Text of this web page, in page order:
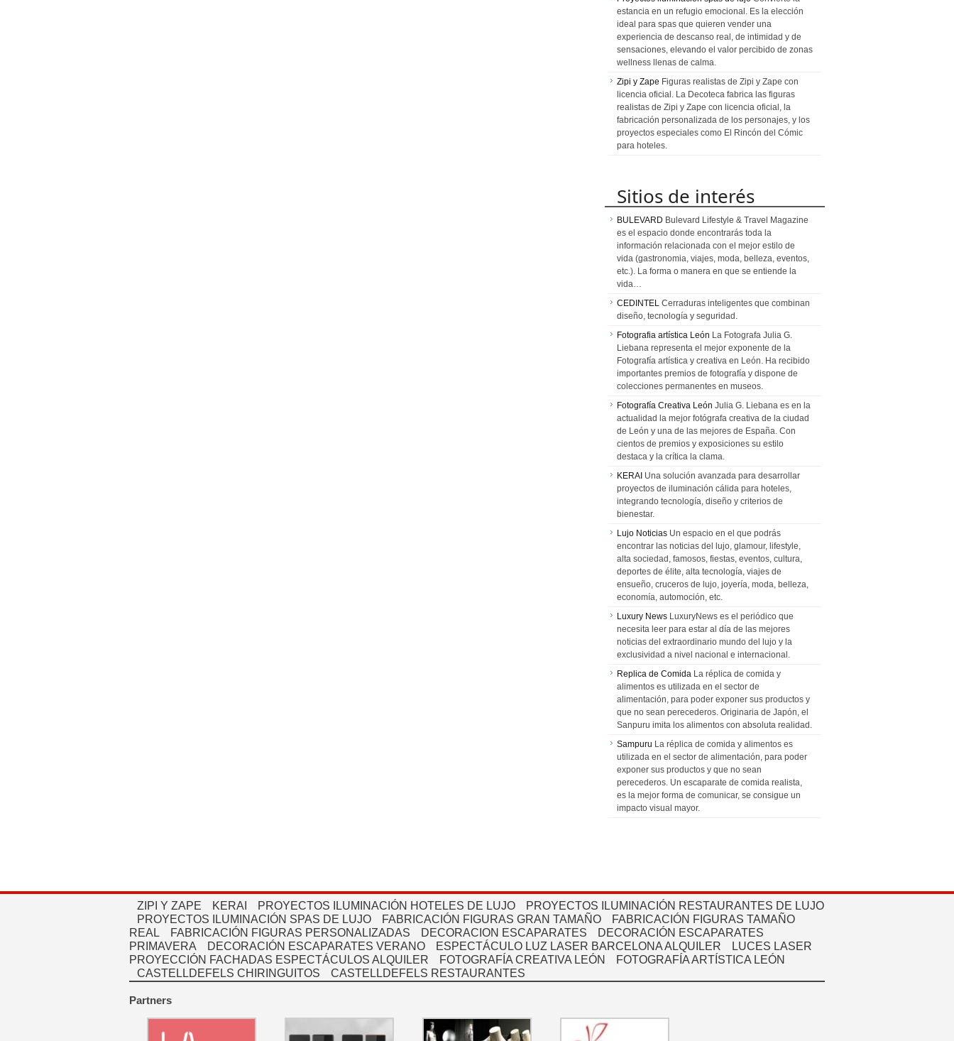
estancia en un refugio emocional. Es la elección
ideal para spas que quieren vender una
experiencia de descanso real, de intimidad y de
sensaciones, elevando el valor percibido de zonas
wellness llenas de calma.
Zipi y Zape Figuras realistas de Zipi y Zape con
licencia oficial. La Decoteca fabrica las figuras
realistas de Zipi y Zape con licencia oficial, la
fabricación personalizada de los personajes, y los
proyectos especiales como El Rincón del Cómic
para hoteles.
Sitios de interés
BULEVARD Bulevard Lifestyle & Travel Magazine
es el espacio donde encontrarás toda la
información relacionada con el mejor estilo de
vida (gastronomia, viajes, moda, belleza, eventos,
etc.). La forma o manera en que se entiende la
vida…
CEDINTEL Cerraduras inteligentes que combinan
diseño, tecnología y seguridad.
Fotografia artística León La Fotografa Julia G.
Liebana representa el mejor exponente de la
Fotografía artística y creativa en León. Ha recibido
importantes premios de fotografía y dispone de
colecciones permanentes en museos.
Fotografía Creativa León Julia G. Liebana es en la
actualidad la mejor fotógrafa creativa de la ciudad
de León y una de las mejores de España. Con
cientos de premios y exposiciones su estilo
destaca y la crítica la clama.
KERAI Una solución avanzada para desarrollar
proyectos de iluminación cálida para hoteles,
integrando tecnología, diseño y criterios de
bienestar.
Lujo Noticias Un espacio en el que podrás
encontrar las noticias del lujo, glamour, lifestyle,
alta sociedad, famosos, fiestas, eventos, cultura,
deportes de élite, alta tecnología, viajes de
ensueño, cruceros de lujo, joyería, moda, belleza,
economía, automoción, etc.
Luxury News LuxuryNews es el periódico que
necesita leer para estar al día de las mejores
noticias del extraordinario mundo del lujo y la
exclusividad a nivel nacional e internacional.
Replica de Comida La réplica de comida y
alimentos es utilizada en el sector de
alimentación, para poder exponer sus productos y
que no sean perecederos. Originaria de Japón, el
Sanpuru imita los alimentos con absoluta realidad.
Sampuru La réplica de comida y alimentos es
utilizada en el sector de alimentación, para poder
exponer sus productos y que no sean
perecederos. Un escaparate de comida realista,
es la mejor forma de comunicar, se consigue un
impacto visual mayor.
ZIPI Y ZAPE KERAI PROYECTOS ILUMINACIÓN HOTELES DE LUJO
PROYECTOS ILUMINACIÓN RESTAURANTES DE LUJO
PROYECTOS ILUMINACIÓN SPAS DE LUJO
FABRICACIÓN FIGURAS GRAN TAMAÑO
FABRICACIÓN FIGURAS TAMAÑO
REAL
FABRICACIÓN FIGURAS PERSONALIZADAS DECORACION ESCAPARATES
DECORACIÓN ESCAPARATES
PRIMAVERA
DECORACIÓN ESCAPARATES VERANO ESPECTÁCULO LUZ LASER BARCELONA ALQUILER
LUCES LASER
PROYECCIÓN FACHADAS ESPECTÁCULOS ALQUILER
FOTOGRAFÍA CREATIVA LEÓN
FOTOGRAFÍA ARTÍSTICA LEÓN
CASTELLDEFELS CHIRINGUITOS
CASTELLDEFELS RESTAURANTES
Partners